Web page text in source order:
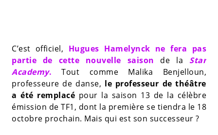
C’est officiel, Hugues Hamelynck ne fera pas
partie de cette nouvelle saison de la Star
Academy. Tout comme Malika Benjelloun,
professeure de danse, le professeur de théâtre
a été remplacé pour la saison 13 de la célèbre
émission de TF1, dont la première se tiendra le 18
octobre prochain. Mais qui est son successeur ?